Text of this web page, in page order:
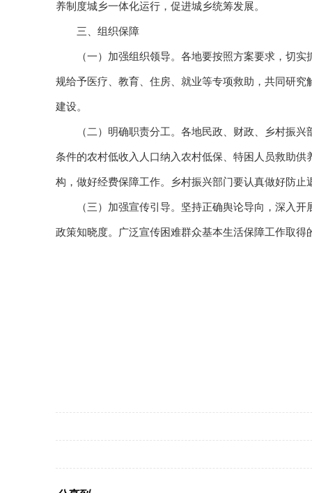
养制度城乡一体化运行，促进城乡统筹发展。
三、组织保障
（一）加强组织领导。各地要按照方案要求，切实
规给予医疗、教育、住房、就业等专项救助，共同研
建设。
（二）明确职责分工。各地民政、财政、乡村振兴
条件的农村低收入人口纳入农村低保、特困人员救助
构，做好经费保障工作。乡村振兴部门要认真做好防
（三）加强宣传引导。坚持正确舆论导向，深入开
政策知晓度。广泛宣传困难群众基本生活保障工作取